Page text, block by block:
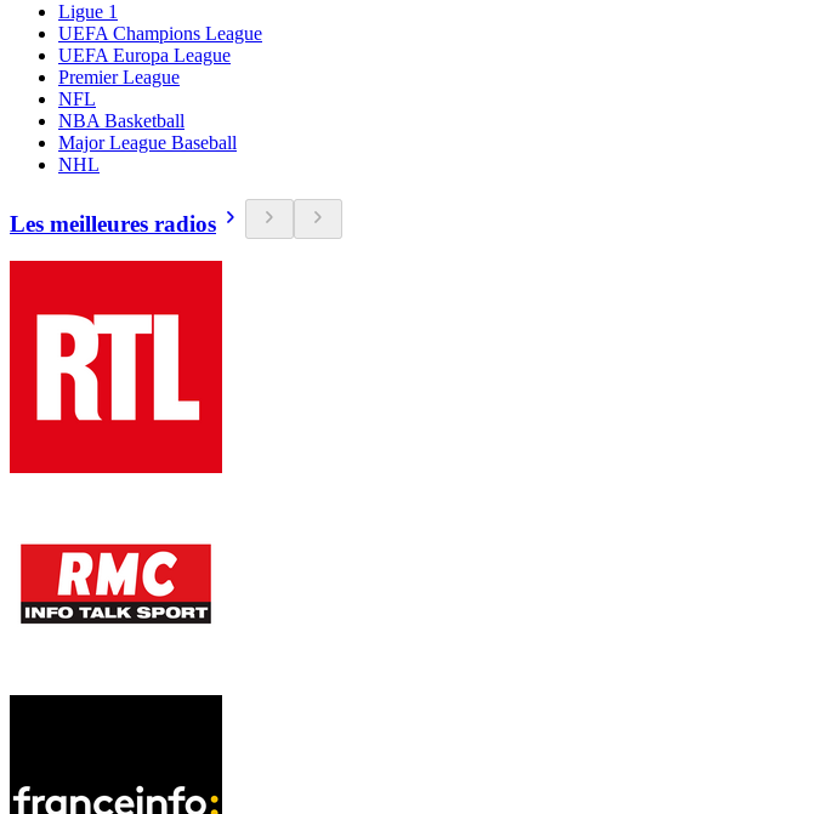
Ligue 1
UEFA Champions League
UEFA Europa League
Premier League
NFL
NBA Basketball
Major League Baseball
NHL
Les meilleures radios